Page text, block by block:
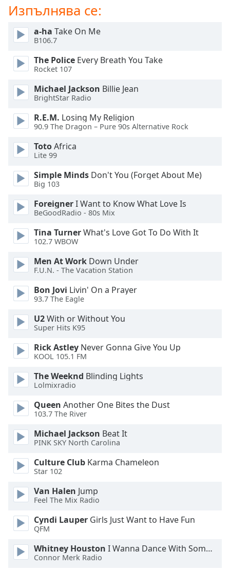
window.
cancel
close
window.
Color
Opacity
Color
Opacity
Caption
Area
Background
Color
Opacity
Font
Edge
Style
Font
Family
Reset
Done
Modal
Dialog
Изпълнява се:
a-ha Take On Me
B106.7
The Police Every Breath You Take
Rocket 107
Michael Jackson Billie Jean
BrightStar Radio
R.E.M. Losing My Religion
90.9 The Dragon – Pure 90s Alternative Rock
TotoAfrica
Lite 99
Simple Minds Don't You (Forget About Me)
Big 103
ForeignerI Want to Know What Love Is
BeGoodRadio - 80s Mix
Tina TurnerWhat's Love Got To Do With It
102.7 WBOW
Men At Work Down Under
F.U.N. - The Vacation Station
Bon Jovi Livin' On a Prayer
93.7 The Eagle
U2With or Without You
Super Hits K95
Rick Astley Never Gonna Give You Up
KOOL 105.1 FM
The Weeknd Blinding Lights
Lolmixradio
Queen Another One Bites the Dust
103.7 The River
Michael Jackson Beat It
PINK SKY North Carolina
Culture Club Karma Chameleon
Star 102
Van Halen Jump
Feel The Mix Radio
Cyndi Lauper Girls Just Want to Have Fun
QFM
Whitney Houston I Wanna Dance With Somebody
Connor Merk Radio